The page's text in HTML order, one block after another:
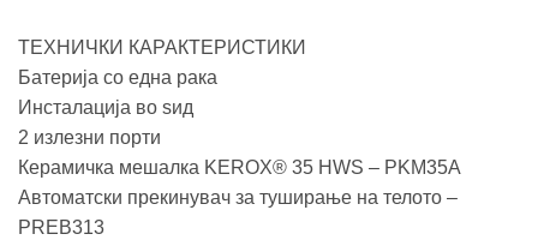
ТЕХНИЧКИ КАРАКТЕРИСТИКИ
Батерија со една рака
Инсталација во ѕид
2 излезни порти
Керамичка мешалка KEROX® 35 HWS – PKM35A
Автоматски прекинувач за туширање на телото –
PREB313